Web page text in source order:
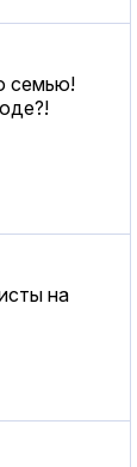
семью!
на